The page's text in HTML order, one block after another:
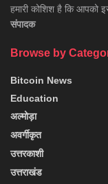
हमारी कोशिश है कि आपको
संपादक
Browse by
Bitcoin News
Education
अल्मोड़ा
अवर्गीकृत
उत्तरकाशी
उत्तराखंड